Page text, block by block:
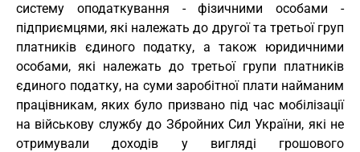
систему оподаткування - фізичними особами -
підприємцями, які належать до другої та третьої груп
платників єдиного податку, а також юридичними
особами, які належать до третьої групи платників
єдиного податку, на суми заробітної плати найманим
працівникам, яких було призвано під час мобілізації
на військову службу до Збройних Сил України, які не
отримували доходів у вигляді грошового